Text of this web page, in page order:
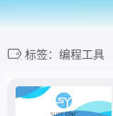
标签：编程工具